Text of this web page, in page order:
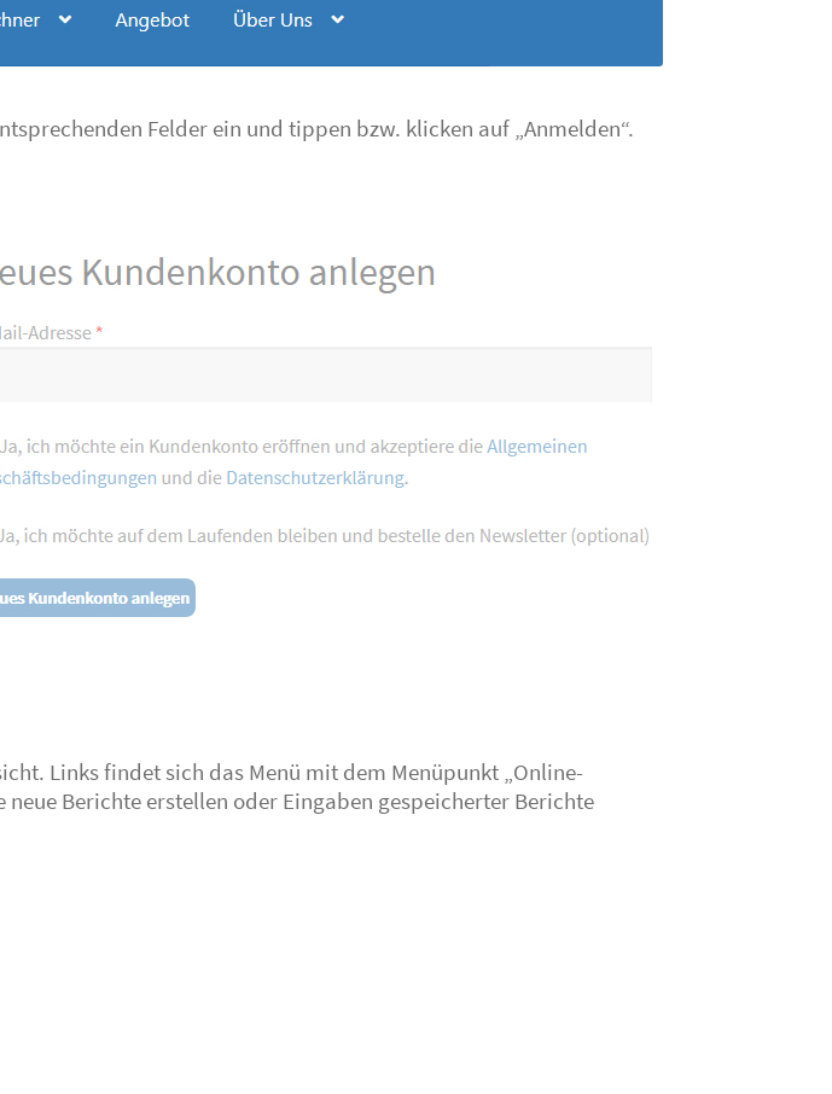
Felder ein und tippen bzw. klicken auf „Anmelden“.
Links findet sich das Menü mit dem Menüpunkt „Online-
Berichte erstellen oder Eingaben gespeicherter Berichte